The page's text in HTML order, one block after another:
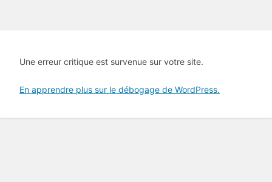
Une erreur critique est survenue sur votre site.
En apprendre plus sur le débogage de WordPress.